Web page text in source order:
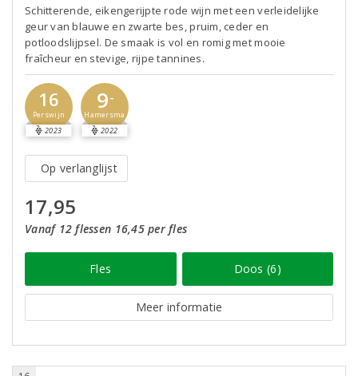
Schitterende, eikengerijpte rode wijn met een verleidelijke
geur van blauwe en zwarte bes, pruim, ceder en
potloodslijpsel. De smaak is vol en romig met mooie
fraîcheur en stevige, rijpe tannines.
16
Perswijn
2023
9-
Hamersma
2022
Op verlanglijst
17,95
Vanaf 12 flessen 16,45 per fles
Fles Doos (6)
Meer informatie